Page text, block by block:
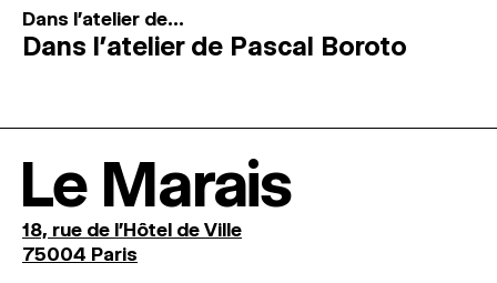
Dans l'atelier de...
Dans l’atelier de Pascal Boroto
Le Marais
18, rue de l'Hôtel de Ville
75004 Paris